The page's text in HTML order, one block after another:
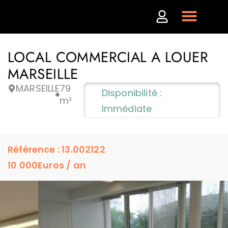
LOCAL COMMERCIAL A LOUER
MARSEILLE
MARSEILLE79
m²
Disponibilité :
Immédiate
10 000Euros / an
Référence : 13.002122